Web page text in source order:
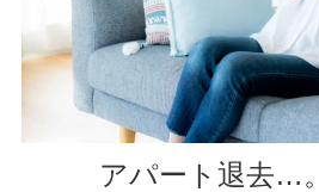
アパート退去…。